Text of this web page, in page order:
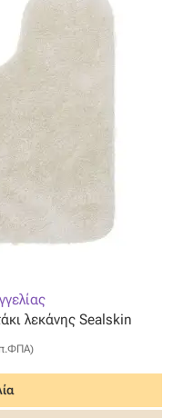
λεκάνης Sealskin